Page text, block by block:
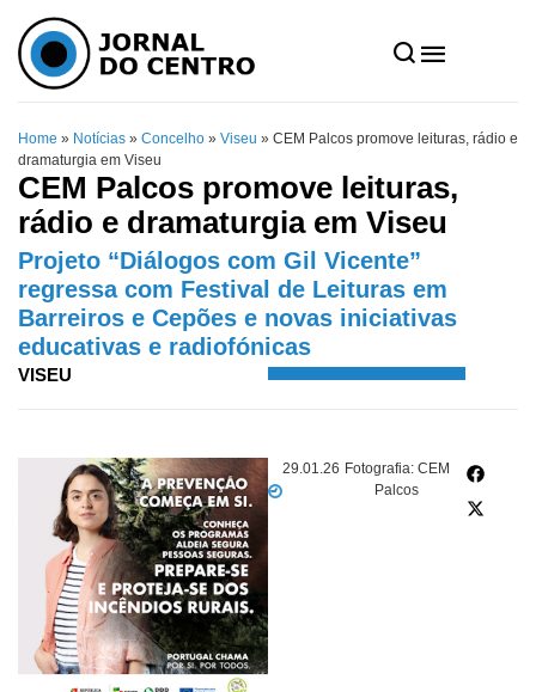
Home » Notícias » Concelho » Viseu » CEM Palcos promove leituras, rádio e
dramaturgia em Viseu
CEM Palcos promove leituras,
rádio e dramaturgia em Viseu
Projeto “Diálogos com Gil Vicente”
regressa com Festival de Leituras em
Barreiros e Cepões e novas iniciativas
educativas e radiofónicas
VISEU
29.01.26 Fotografia: CEM
Palcos